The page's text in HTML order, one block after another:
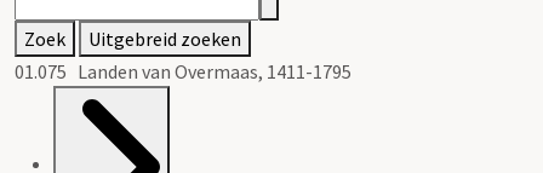
Zoek
Uitgebreid zoeken
01.075 Landen van Overmaas, 1411-1795